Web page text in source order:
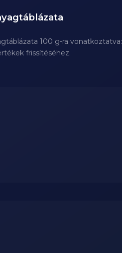
100 g-ra vonatkoztatva:
frissítéséhez.